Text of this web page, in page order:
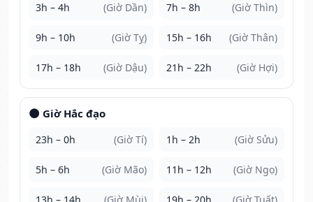
3h – 4h (Giờ Dần) 7h – 8h (Giờ Thìn)
9h – 10h (Giờ Tỵ) 15h – 16h (Giờ Thân)
17h – 18h (Giờ Dậu) 21h – 22h (Giờ Hợi)
🌑 Giờ Hắc đạo
23h – 0h (Giờ Tí) 1h – 2h (Giờ Sửu)
5h – 6h (Giờ Mão) 11h – 12h (Giờ Ngọ)